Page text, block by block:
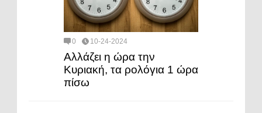
0 10-24-2024
Αλλάζει η ώρα την
Κυριακή, τα ρολόγια 1 ώρα
πίσω